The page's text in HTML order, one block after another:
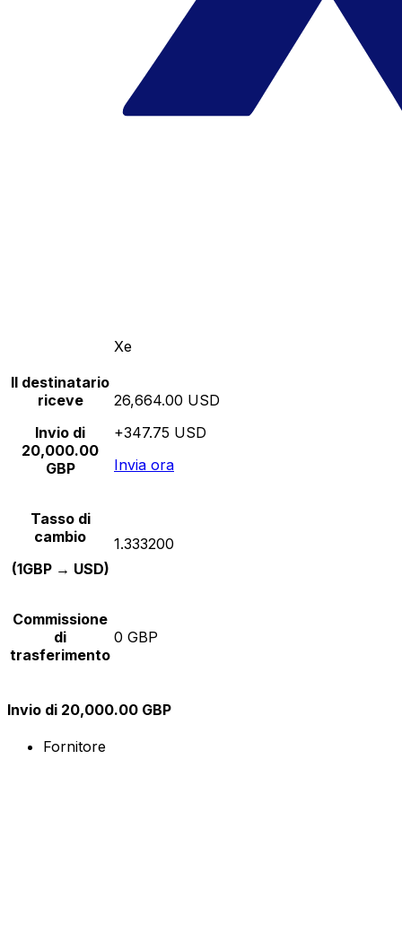
Xe
Il destinatario
riceve
Invio di
20,000.00
GBP
26,664.00 USD
+347.75 USD
Invia ora
Tasso di
cambio
(1GBP → USD)
1.333200
Commissione
di
trasferimento
0 GBP
Invio di 20,000.00 GBP
Fornitore